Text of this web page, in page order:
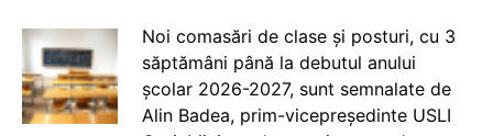
Noi comasări de clase și posturi, cu 3
săptămâni până la debutul anului
școlar 2026-2027, sunt semnalate de
Alin Badea, prim-vicepreședinte USLI